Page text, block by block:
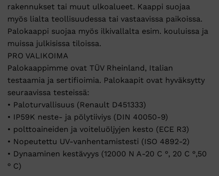
rakennukset tai muut ulkoalueet. Kaappi suojaa
myös lialta teollisuudessa tai vastaavissa paikoissa.
Palokaappi suojaa myös ilkivallalta esim. kouluissa ja
muissa julkisissa tiloissa.
PRO VALIKOIMA
Palokaappimme ovat TÜV Rheinland, Italian
testaamia ja sertifioimia. Palokaapit ovat hyväksytty
seuraavissa testeissä:
• Paloturvallisuus (Renault D451333)
• IP59K neste- ja pölytiiviys (DIN 40050-9)
• polttoaineiden ja voiteluöljyjen kesto (ECE R3)
• Nopeutettu UV-vanhentamistesti (ISO 4892-2)
• Dynaaminen kestävyys (12000 N A-20 C °, 20 C °,50
° C)